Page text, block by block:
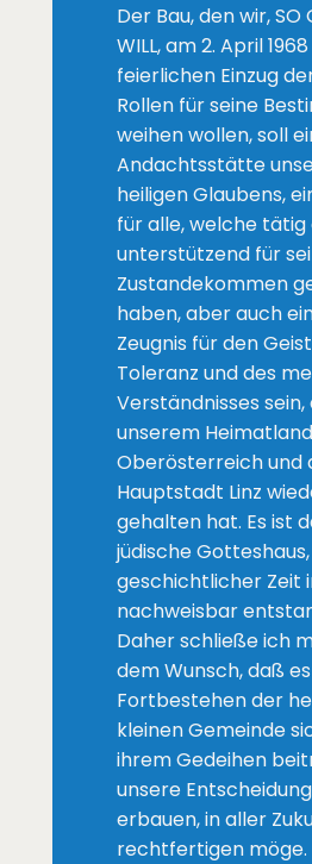
Der Bau, den wir, SO
WILL, am 2. April
feierlichen Einzug
Rollen für seine
weihen wollen, soll
Andachtsstätte
heiligen Glaubens,
für alle, welche tätig
unterstützend für
Zustandekommen
haben, aber auch
Zeugnis für den
Toleranz und des
Verständnisses sein,
unserem Heimatland
Oberösterreich und
Hauptstadt Linz
gehalten hat. Es ist
jüdische
geschichtlicher Zeit
nachweisbar
Daher schließe ich
dem Wunsch, daß
Fortbestehen der
kleinen Gemeinde
ihrem Gedeihen
unsere
erbauen, in aller
rechtfertigen möge.